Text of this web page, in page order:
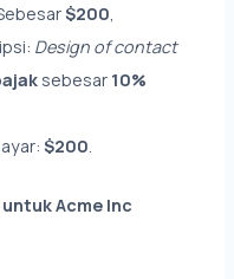
$200,
Design of contact
sebesar 10%
$200.
Acme Inc